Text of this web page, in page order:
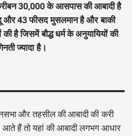
30,000 के आसपास की आबादी है
और 43 फीसद मुसलमान है और बाकी
की है जिसमें बौद्ध धर्म के अनुयायियों की
ज्यादा है।
और तहसील की आबादी की करी
हैं तो यहां की आबादी लगभग आधार